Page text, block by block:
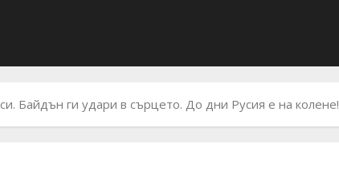
Байдън ги удари в сърцето. До дни Русия е на колене!